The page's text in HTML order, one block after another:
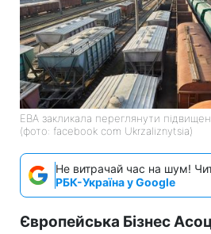
ЕВА закликала переглянути
(фото: facebook com Ukrzaliznytsia)
Не витрачай час на шум!
РБК-Україна у Google
Європейська Бізнес